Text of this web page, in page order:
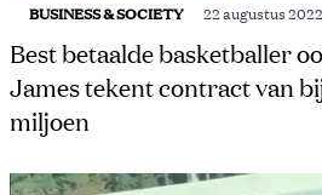
BUSINESS & SOCIETY 22 augustus
Best betaalde basketballer
James tekent contract van
miljoen